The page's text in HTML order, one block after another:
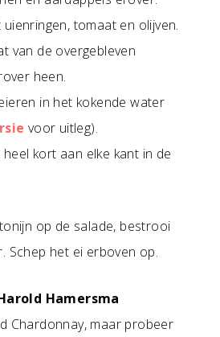
tomaat en olijven.
van de overgebleven
heen.
in het kokende water
voor uitleg).
kort aan elke kant in de
op de salade, bestrooi
Schep het ei erboven op.
Hamersma
Chardonnay, maar probeer